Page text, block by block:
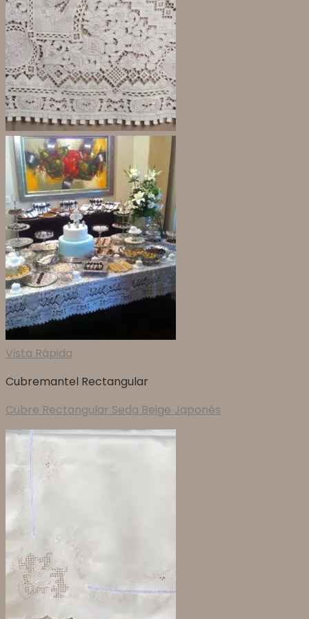
Vista Rápida
Cubremantel Rectangular
Cubre Rectangular Seda Beige Japonés